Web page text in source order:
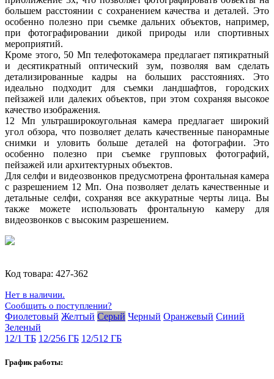
большем расстоянии с сохранением качества и деталей. Это
особенно полезно при съемке дальних объектов, например,
при фотографировании дикой природы или спортивных
мероприятий.
Кроме этого, 50 Мп телефотокамера предлагает пятикратный
и десятикратный оптический зум, позволяя вам сделать
детализированные кадры на больших расстояниях. Это
идеально подходит для съемки ландшафтов, городских
пейзажей или далеких объектов, при этом сохраняя высокое
качество изображения.
12 Мп ультраширокоугольная камера предлагает широкий
угол обзора, что позволяет делать качественные панорамные
снимки и уловить больше деталей на фотографии. Это
особенно полезно при съемке групповых фотографий,
пейзажей или архитектурных объектов.
Для селфи и видеозвонков предусмотрена фронтальная камера
с разрешением 12 Мп. Она позволяет делать качественные и
детальные селфи, сохраняя все аккуратные черты лица. Вы
также можете использовать фронтальную камеру для
видеозвонков с высоким разрешением.
Код товара: 427-362
Нет в наличии.
Сообщить о поступлении?
Фиолетовый Желтый Серый Черный Оранжевый Синий
Зеленый
12/1 ТБ 12/256 ГБ 12/512 ГБ
График работы: